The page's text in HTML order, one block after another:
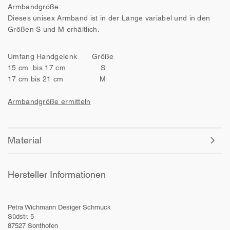
Armbandgröße:
Dieses unisex Armband ist in der Länge variabel und in den
Größen S und M erhältlich.
Umfang Handgelenk
Größe
15 cm bis 17 cm
S
17 cm bis 21 cm
M
Armbandgröße ermitteln
Material
Hersteller Informationen
Petra Wichmann Desiger Schmuck
Südstr. 5
87527 Sonthofen